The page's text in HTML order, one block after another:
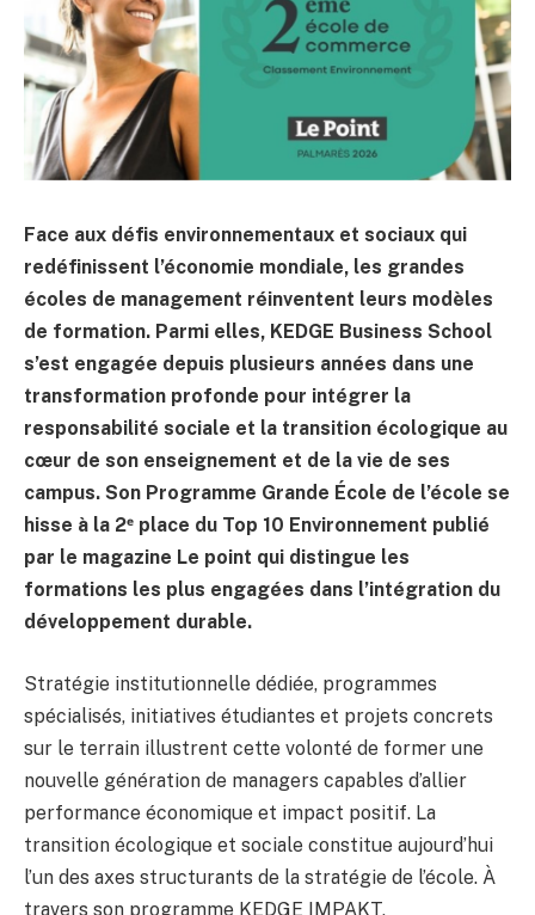
Face aux défis environnementaux et sociaux qui
redéfinissent l’économie mondiale, les grandes
écoles de management réinventent leurs modèles
de formation. Parmi elles, KEDGE Business School
s’est engagée depuis plusieurs années dans une
transformation profonde pour intégrer la
responsabilité sociale et la transition écologique au
cœur de son enseignement et de la vie de ses
campus. Son Programme Grande École de l’école se
hisse à la 2ᵉ place du Top 10 Environnement publié
par le magazine Le point qui distingue les
formations les plus engagées dans l’intégration du
développement durable.
Stratégie institutionnelle dédiée, programmes
spécialisés, initiatives étudiantes et projets concrets
sur le terrain illustrent cette volonté de former une
nouvelle génération de managers capables d’allier
performance économique et impact positif. La
transition écologique et sociale constitue aujourd’hui
l’un des axes structurants de la stratégie de l’école. À
travers son programme KEDGE IMPAKT,